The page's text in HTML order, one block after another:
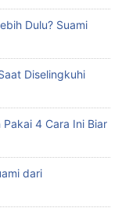
Dulu? Suami
Diselingkuhi
4 Cara Ini Biar
dari